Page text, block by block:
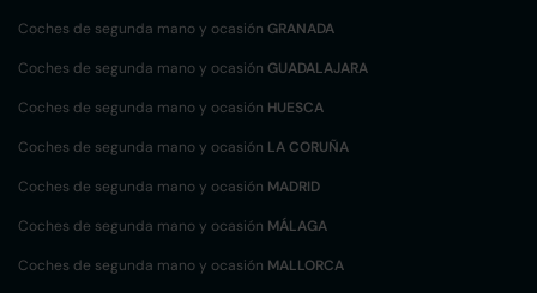
Coches de segunda mano y ocasión GRANADA
Coches de segunda mano y ocasión GUADALAJARA
Coches de segunda mano y ocasión HUESCA
Coches de segunda mano y ocasión LA CORUÑA
Coches de segunda mano y ocasión MADRID
Coches de segunda mano y ocasión MÁLAGA
Coches de segunda mano y ocasión MALLORCA